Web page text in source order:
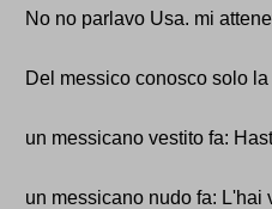
No no parlavo Usa. mi
Del messico conosco solo
un messicano vestito fa:
un messicano nudo fa: L'hai